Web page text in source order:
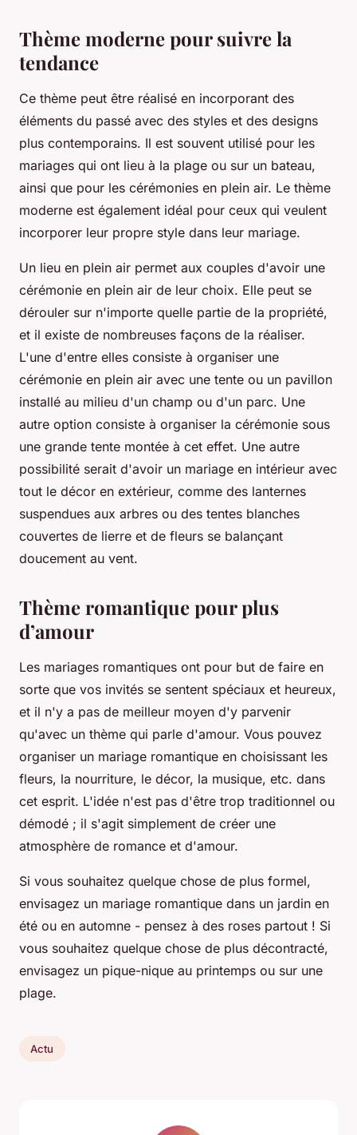
Thème moderne pour suivre la
tendance
Ce thème peut être réalisé en incorporant des
éléments du passé avec des styles et des designs
plus contemporains. Il est souvent utilisé pour les
mariages qui ont lieu à la plage ou sur un bateau,
ainsi que pour les cérémonies en plein air. Le thème
moderne est également idéal pour ceux qui veulent
incorporer leur propre style dans leur mariage.
Un lieu en plein air permet aux couples d'avoir une
cérémonie en plein air de leur choix. Elle peut se
dérouler sur n'importe quelle partie de la propriété,
et il existe de nombreuses façons de la réaliser.
L'une d'entre elles consiste à organiser une
cérémonie en plein air avec une tente ou un pavillon
installé au milieu d'un champ ou d'un parc. Une
autre option consiste à organiser la cérémonie sous
une grande tente montée à cet effet. Une autre
possibilité serait d'avoir un mariage en intérieur avec
tout le décor en extérieur, comme des lanternes
suspendues aux arbres ou des tentes blanches
couvertes de lierre et de fleurs se balançant
doucement au vent.
Thème romantique pour plus
d’amour
Les mariages romantiques ont pour but de faire en
sorte que vos invités se sentent spéciaux et heureux,
et il n'y a pas de meilleur moyen d'y parvenir
qu'avec un thème qui parle d'amour. Vous pouvez
organiser un mariage romantique en choisissant les
fleurs, la nourriture, le décor, la musique, etc. dans
cet esprit. L'idée n'est pas d'être trop traditionnel ou
démodé ; il s'agit simplement de créer une
atmosphère de romance et d'amour.
Si vous souhaitez quelque chose de plus formel,
envisagez un mariage romantique dans un jardin en
été ou en automne - pensez à des roses partout ! Si
vous souhaitez quelque chose de plus décontracté,
envisagez un pique-nique au printemps ou sur une
plage.
Actu